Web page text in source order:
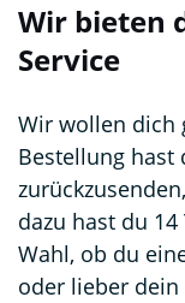
Wir bieten
Service
Wir wollen dich
Bestellung hast
dazu hast du
Wahl, ob du
oder lieber